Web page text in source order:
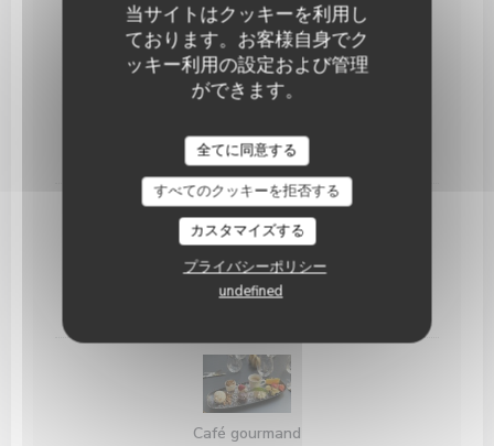
当サイトはクッキーを利用し
ております。お客様自身でク
ッキー利用の設定および管理
ができます。
全てに同意する
すべてのクッキーを拒否する
カスタマイズする
プライバシーポリシー
undefined
Ch’tiramisu
7,90 EUR
Thé gourmand
Café gourmand